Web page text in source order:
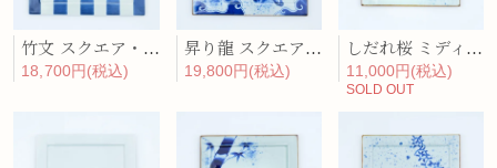
竹文 スクエア・ディナープレート
18,700円(税込)
昇り龍 スクエア・ディナープレート
19,800円(税込)
しだれ桜 ミディアム・プレート
11,000円(税込)
SOLD OUT